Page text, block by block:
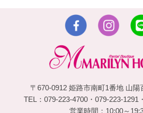
〒670-0912 姫路市南町1番地 山陽
TEL：079-223-4700・079-223-1291
営業時間：10:00～